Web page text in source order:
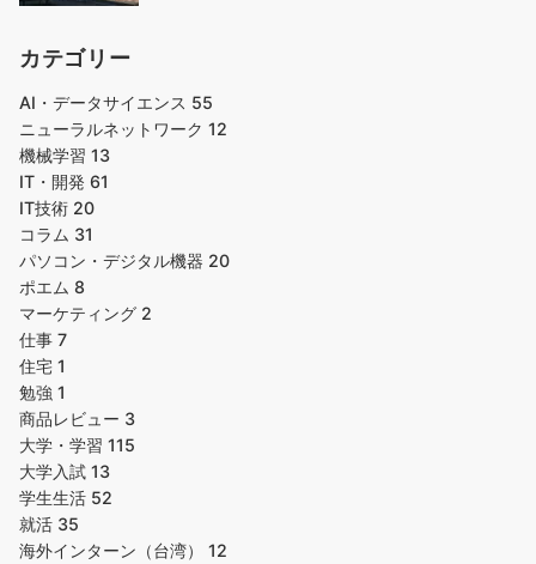
カテゴリー
AI・データサイエンス 55
ニューラルネットワーク 12
機械学習 13
IT・開発 61
IT技術 20
コラム 31
パソコン・デジタル機器 20
ポエム 8
マーケティング 2
仕事 7
住宅 1
勉強 1
商品レビュー 3
大学・学習 115
大学入試 13
学生生活 52
就活 35
海外インターン（台湾） 12